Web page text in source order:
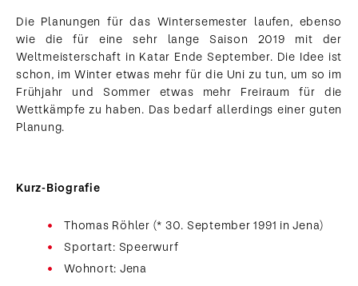
Die Planungen für das Wintersemester laufen, ebenso
wie die für eine sehr lange Saison 2019 mit der
Weltmeisterschaft in Katar Ende September. Die Idee ist
schon, im Winter etwas mehr für die Uni zu tun, um so im
Frühjahr und Sommer etwas mehr Freiraum für die
Wettkämpfe zu haben. Das bedarf allerdings einer guten
Planung.
Kurz-Biografie
Thomas Röhler (* 30. September 1991 in Jena)
Sportart: Speerwurf
Wohnort: Jena